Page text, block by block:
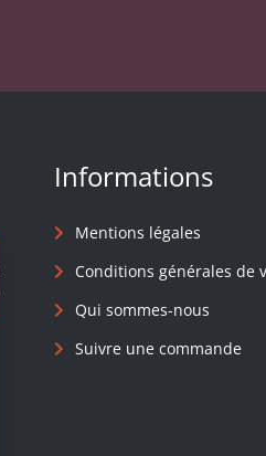
Informations
Mentions légales
Conditions générales de
Qui sommes-nous
Suivre une commande